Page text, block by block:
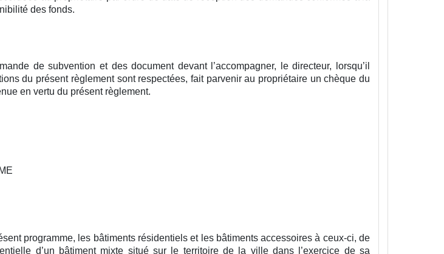
des fonds.
de subvention et des document devant l’accompagner, le directeur, lorsqu’il
du présent règlement sont respectées, fait parvenir au propriétaire un chèque du
en vertu du présent règlement.
programme, les bâtiments résidentiels et les bâtiments accessoires à ceux-ci, de
d’un bâtiment mixte situé sur le territoire de la ville dans l’exercice de sa